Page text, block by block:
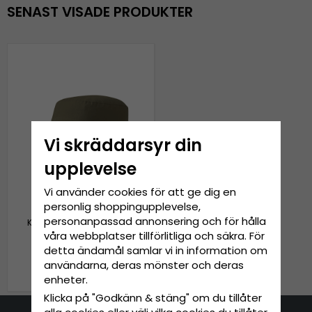
SENAST VISADE PRODUKTER
Keps - Outdoor Research
Radar Pocket Cap
(militärgrön)
309 kr379 kr
Vi skräddarsyr din
upplevelse
Vi använder cookies för att ge dig en
personlig shoppingupplevelse,
personanpassad annonsering och för hålla
våra webbplatser tillförlitliga och säkra. För
detta ändamål samlar vi in information om
användarna, deras mönster och deras
enheter.
Klicka på "Godkänn & stäng" om du tillåter